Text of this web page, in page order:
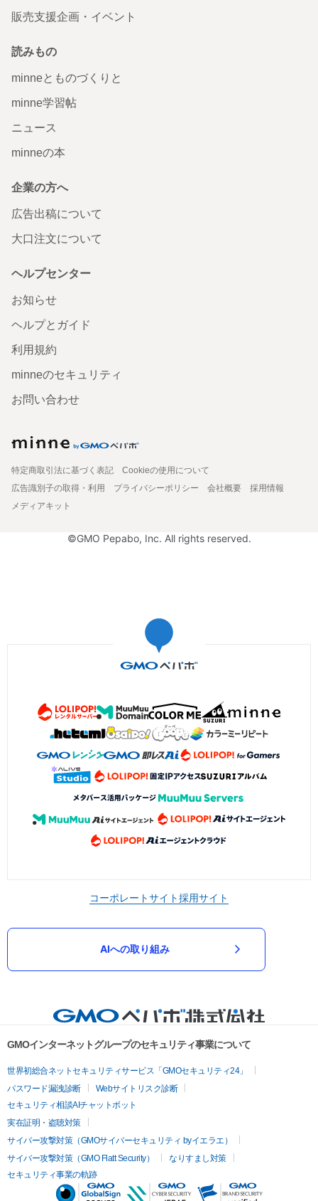
販売支援企画・イベント
読みもの
minneとものづくりと
minne学習帖
ニュース
minneの本
企業の方へ
広告出稿について
大口注文について
ヘルプセンター
お知らせ
ヘルプとガイド
利用規約
minneのセキュリティ
お問い合わせ
特定商取引法に基づく表記
Cookieの使用について
広告識別子の取得・利用
プライバシーポリシー 会社概要
採用情報
メディアキット
©GMO Pepabo, Inc. All rights reserved.
コーポレートサイト採用サイト
AIへの取り組み
GMOインターネットグループのセキュリティ事業について
世界初総合ネットセキュリティサービス「GMOセキュリティ24」
パスワード漏洩診断
Webサイトリスク診断
セキュリティ相談AIチャットボット
実在証明・盗聴対策
サイバー攻撃対策（GMOサイバーセキュリティ byイエラエ）
サイバー攻撃対策（GMO Flatt Security）
なりすまし対策
セキュリティ事業の軌跡